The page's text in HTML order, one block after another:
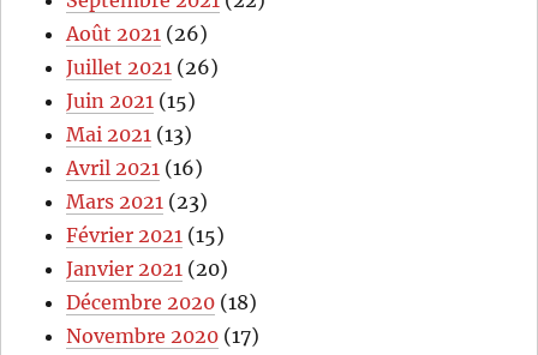
Août 2021 (26)
Juillet 2021 (26)
Juin 2021 (15)
Mai 2021 (13)
Avril 2021 (16)
Mars 2021 (23)
Février 2021 (15)
Janvier 2021 (20)
Décembre 2020 (18)
Novembre 2020 (17)